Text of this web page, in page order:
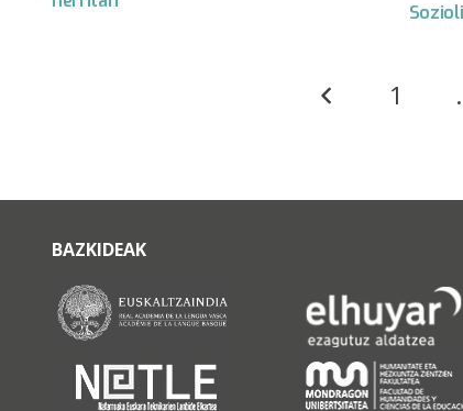
1
BAZKIDEAK